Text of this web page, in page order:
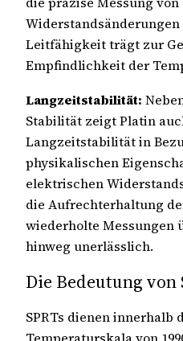
Leitfähigkeit trägt zur
Empfindlichkeit der
Langzeitstabilität:
Stabilität zeigt Platin
Langzeitstabilität in
physikalischen
elektrischen
die Aufrechterhaltung
wiederholte Messungen
hinweg unerlässlich.
Die Bedeutung von
SPRTs dienen innerhalb